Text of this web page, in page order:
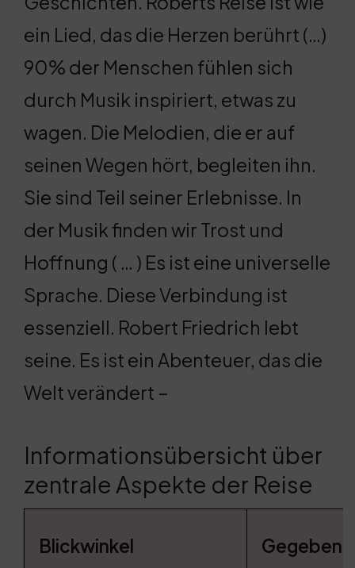
ein Lied, das die Herzen berührt (…)
90% der Menschen fühlen sich
durch Musik inspiriert, etwas zu
wagen. Die Melodien, die er auf
seinen Wegen hört, begleiten ihn.
Sie sind Teil seiner Erlebnisse. In
der Musik finden wir Trost und
Hoffnung ( … ) Es ist eine universelle
Sprache. Diese Verbindung ist
essenziell. Robert Friedrich lebt
seine. Es ist ein Abenteuer, das die
Welt verändert –
Informationsübersicht über
zentrale Aspekte der Reise
Blickwinkel